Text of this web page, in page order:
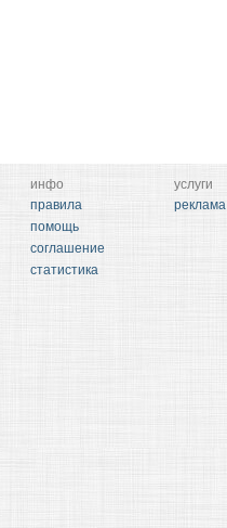
инфо
правила
помощь
соглашение
статистика
услуги
реклама